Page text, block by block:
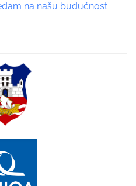
na našu budućnost